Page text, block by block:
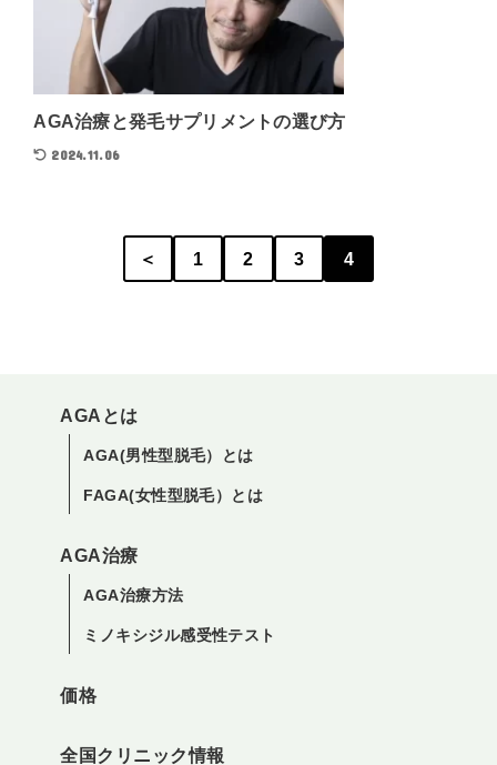
AGA治療と発毛サプリメントの選び方
2024.11.06
＜ 1 2 3 4
AGAとは
AGA(男性型脱毛）とは
FAGA(女性型脱毛）とは
AGA治療
AGA治療方法
ミノキシジル感受性テスト
価格
全国クリニック情報